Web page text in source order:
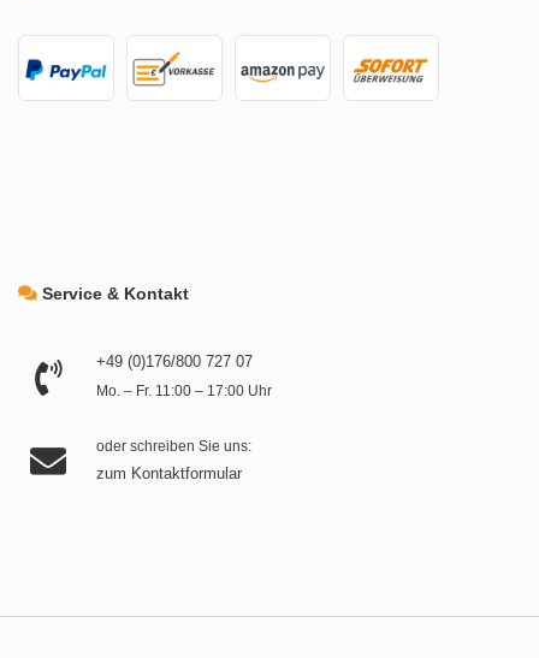
Service & Kontakt
+49 (0)176/800 727 07
Mo. – Fr. 11:00 – 17:00 Uhr
oder schreiben Sie uns:
zum Kontaktformular